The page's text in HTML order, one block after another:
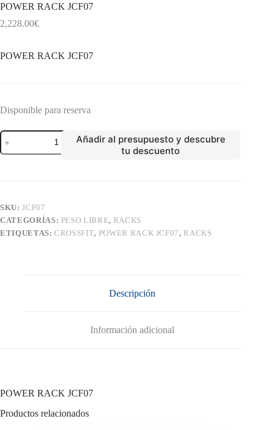
POWER RACK JCF07
2,228.00€
POWER RACK JCF07
Disponible para reserva
POWER
RACK
JCF07
Añadir al presupuesto y descubre
tu descuento
SKU:JCF07
CATEGORÍAS: PESO LIBRE, RACKS
ETIQUETAS:CROSSFIT, POWER RACK JCF07, RACKS
Descripción
Información adicional
POWER RACK JCF07
Productos relacionados